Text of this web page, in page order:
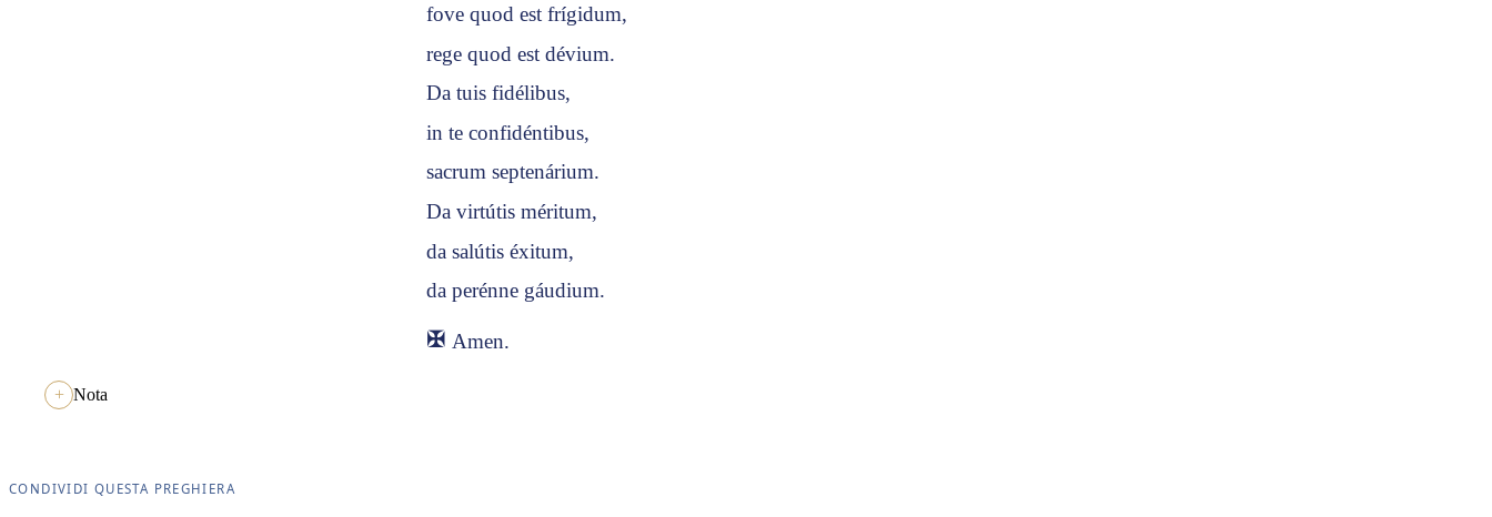
fove quod est frígidum,
rege quod est dévium.
Da tuis fidélibus,
in te confidéntibus,
sacrum septenárium.
Da virtútis méritum,
da salútis éxitum,
da perénne gáudium.
✠ Amen.
Nota
CONDIVIDI QUESTA PREGHIERA